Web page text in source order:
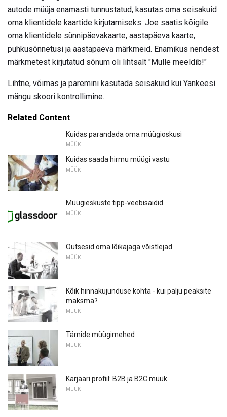
autode müüja enamasti tunnustatud, kasutas oma seisakuid
oma klientidele kaartide kirjutamiseks. Joe saatis kõigile
oma klientidele sünnipäevakaarte, aastapäeva kaarte,
puhkusõnnetusi ja aastapäeva märkmeid. Enamikus nendest
märkmetest kirjutatud sõnum oli lihtsalt "Mulle meeldib!"
Lihtne, võimas ja paremini kasutada seisakuid kui Yankeesi
mängu skoori kontrollimine.
Related Content
Kuidas parandada oma müügioskusi
MÜÜK
Kuidas saada hirmu müügi vastu
MÜÜK
Müügieskuste tipp-veebisaidid
MÜÜK
Outsesid oma lõikajaga võistlejad
MÜÜK
Kõik hinnakujunduse kohta - kui palju peaksite
maksma?
MÜÜK
Tärnide müügimehed
MÜÜK
Karjääri profiil: B2B ja B2C müük
MÜÜK